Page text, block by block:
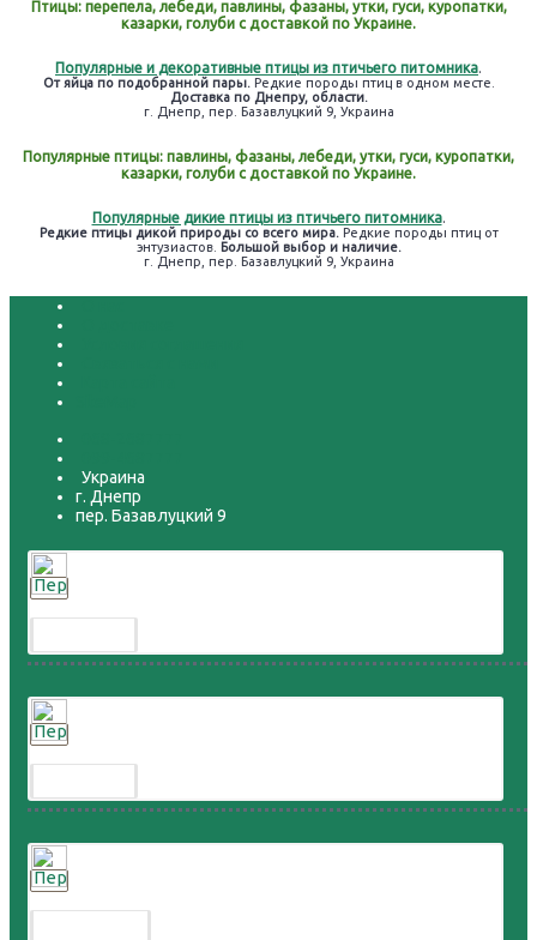
Птицы: перепела, лебеди, павлины, фазаны, утки, гуси, куропатки,
казарки, голуби с доставкой по Украине.
Популярные и декоративные птицы из птичьего питомника.
От яйца по подобранной пары. Редкие породы птиц в одном месте.
Доставка по Днепру, области.
г. Днепр, пер. Базавлуцкий 9, Украина
Популярные птицы: павлины, фазаны, лебеди, утки, гуси, куропатки,
казарки, голуби с доставкой по Украине.
Популярные дикие птицы из птичьего питомника.
Редкие птицы дикой природы со всего мира. Редкие породы птиц от
энтузиастов. Большой выбор и наличие.
г. Днепр, пер. Базавлуцкий 9, Украина
Украина
г. Днепр
пер. Базавлуцкий 9